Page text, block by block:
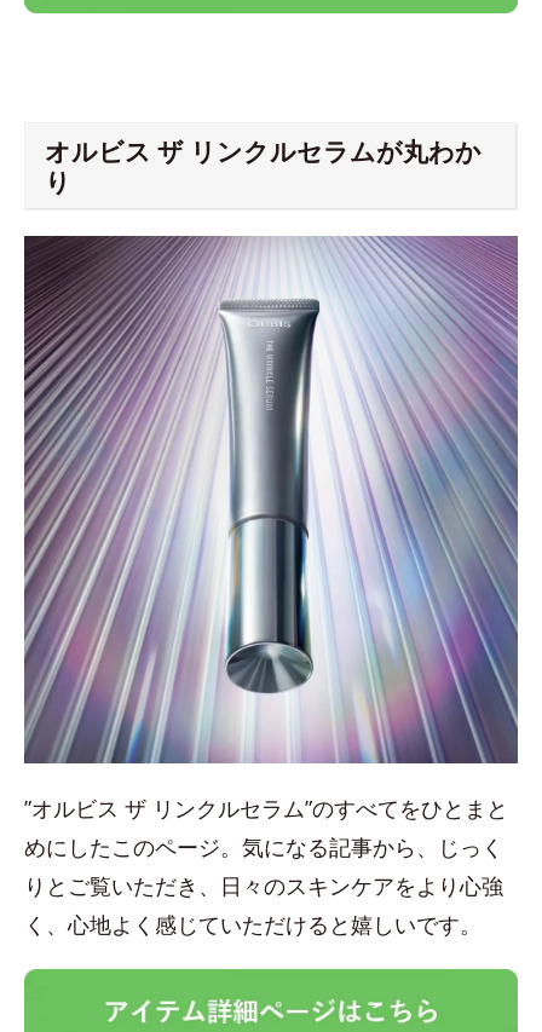
オルビス ザ リンクルセラムが丸わか
り
”オルビス ザ リンクルセラム”のすべてをひとまと
めにしたこのページ。気になる記事から、じっく
りとご覧いただき、日々のスキンケアをより心強
く、心地よく感じていただけると嬉しいです。